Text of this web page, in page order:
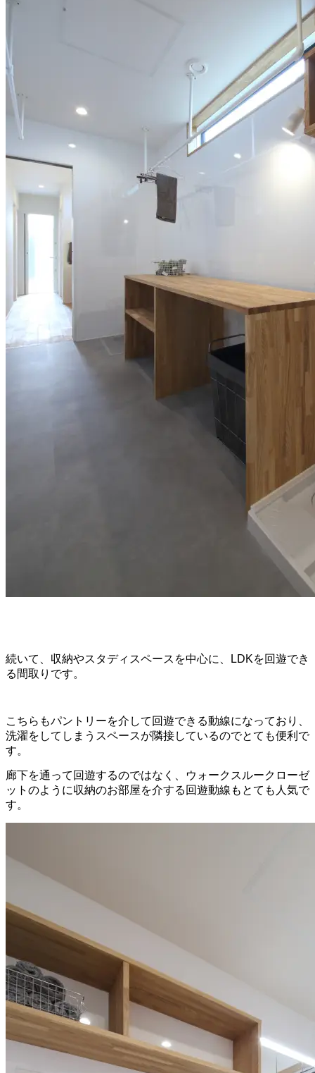
続いて、収納やスタディスペースを中心に、LDKを回遊でき
る間取りです。
こちらもパントリーを介して回遊できる動線になっており、
洗濯をしてしまうスペースが隣接しているのでとても便利で
す。
廊下を通って回遊するのではなく、ウォークスルークローゼ
ットのように収納のお部屋を介する回遊動線もとても人気で
す。